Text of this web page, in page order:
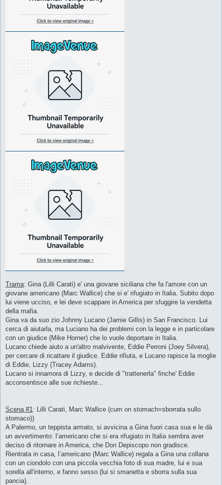
Trama: Gina (Lilli Carati) e' una giovane siciliana che fa l'amore con un
giovane americano (Marc Wallice) che si e' rifugiato in Italia. Subito dopo
lui viene ucciso, e lei deve scappare in America per sfuggire la vendetta
della mafia.
Gina va da suo zio Johnny Lucano (Jamie Gillis) in San Francisco. Lui
cerca di aiutarla, ma Luciano ha dei problemi con la legge e in particolare
con un giudice (Mike Horner) che lo vuole deportare in Italia.
Lucano chiede aiuto a un'altro malvivente, Eddie Perroni (Joey Silvera),
per cercare di ricattare il giudice. Eddie rifiuta, e Lucano rapisce la moglie
di Eddie, Lizzy (Tracey Adams).
Lucano si innamora di Lizzy, e decide di "trattenerla" finche' Eddie
acconsentisce alle sue richieste...
Scena #1 : Lilli Carati, Marc Wallice (cum on stomach=sborrata sullo
stomaco))
A Palermo, un teppista armato, si avvicina a Gina fuori casa sua e le dà
un avvertimento: l’americano che si era rifugiato in Italia sembra aver
deciso di ritornare in America, che Don Depiscopo non gradisce.
Rientrata in casa, l’americano (Marc Wallice) regala a Gina una collana
con un ciondolo con una piccola vecchia foto di sua madre, lui e sua
sorella all'interno, e fanno sesso (lui si smanetta e sborra sulla sua
pancia).